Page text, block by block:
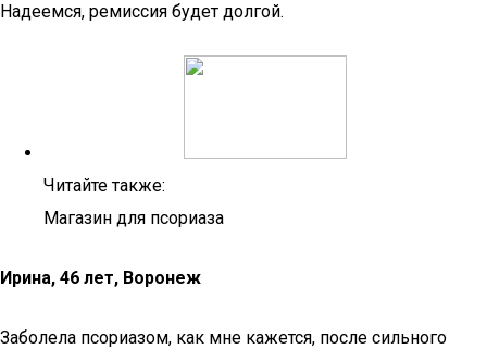
Надеемся, ремиссия будет долгой.
Читайте также:
Магазин для псориаза
Ирина, 46 лет, Воронеж
Заболела псориазом, как мне кажется, после сильного